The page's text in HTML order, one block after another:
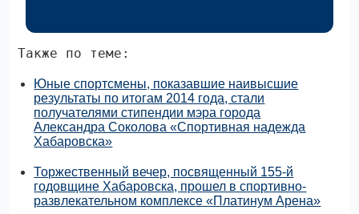
Также по теме:
Юные спортсмены, показавшие наивысшие
результаты по итогам 2014 года, стали
получателями стипендии мэра города
Александра Соколова «Спортивная надежда
Хабаровска»
Торжественный вечер, посвященный 155-й
годовщине Хабаровска, прошел в спортивно-
развлекательном комплексе «Платинум Арена»